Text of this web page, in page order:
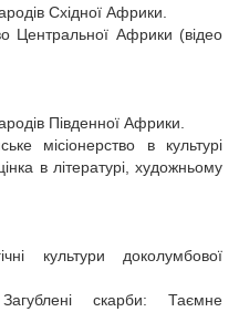
Східної Африки.
Центральної Африки (відео
Південної Африки.
місіонерство в культурі
в літературі, художньому
культури доколумбової
скарби: Таємне